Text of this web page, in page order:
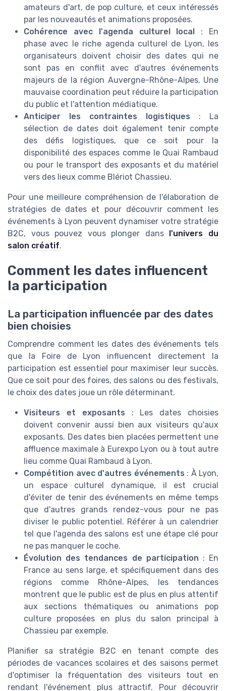
amateurs d'art, de pop culture, et ceux intéressés
par les nouveautés et animations proposées.
Cohérence avec l'agenda culturel local : En
phase avec le riche agenda culturel de Lyon, les
organisateurs doivent choisir des dates qui ne
sont pas en conflit avec d'autres événements
majeurs de la région Auvergne-Rhône-Alpes. Une
mauvaise coordination peut réduire la participation
du public et l'attention médiatique.
Anticiper les contraintes logistiques : La
sélection de dates doit également tenir compte
des défis logistiques, que ce soit pour la
disponibilité des espaces comme le Quai Rambaud
ou pour le transport des exposants et du matériel
vers des lieux comme Blériot Chassieu.
Pour une meilleure compréhension de l'élaboration de
stratégies de dates et pour découvrir comment les
événements à Lyon peuvent dynamiser votre stratégie
B2C, vous pouvez vous plonger dans l'univers du
salon créatif.
Comment les dates influencent
la participation
La participation influencée par des dates
bien choisies
Comprendre comment les dates des événements tels
que la Foire de Lyon influencent directement la
participation est essentiel pour maximiser leur succès.
Que ce soit pour des foires, des salons ou des festivals,
le choix des dates joue un rôle déterminant.
Visiteurs et exposants : Les dates choisies
doivent convenir aussi bien aux visiteurs qu'aux
exposants. Des dates bien placées permettent une
affluence maximale à Eurexpo Lyon ou à tout autre
lieu comme Quai Rambaud à Lyon.
Compétition avec d'autres événements : À Lyon,
un espace culturel dynamique, il est crucial
d'éviter de tenir des événements en même temps
que d'autres grands rendez-vous pour ne pas
diviser le public potentiel. Référer à un calendrier
tel que l'agenda des salons est une étape clé pour
ne pas manquer le coche.
Évolution des tendances de participation : En
France au sens large, et spécifiquement dans des
régions comme Rhône-Alpes, les tendances
montrent que le public est de plus en plus attentif
aux sections thématiques ou animations pop
culture proposées en plus du salon principal à
Chassieu par exemple.
Planifier sa stratégie B2C en tenant compte des
périodes de vacances scolaires et des saisons permet
d'optimiser la fréquentation des visiteurs tout en
rendant l'événement plus attractif. Pour découvrir